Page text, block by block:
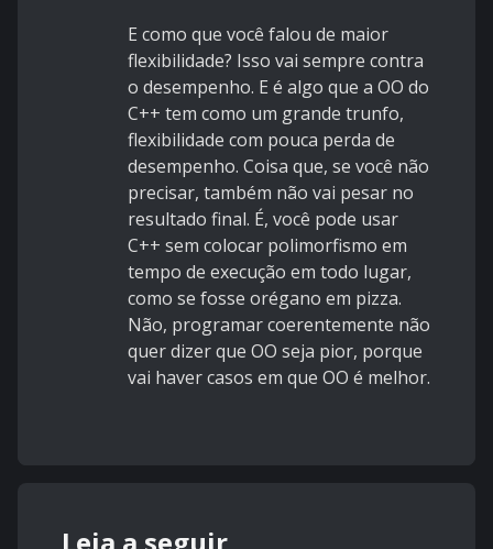
E como que você falou de maior
flexibilidade? Isso vai sempre contra
o desempenho. E é algo que a OO do
C++ tem como um grande trunfo,
flexibilidade com pouca perda de
desempenho. Coisa que, se você não
precisar, também não vai pesar no
resultado final. É, você pode usar
C++ sem colocar polimorfismo em
tempo de execução em todo lugar,
como se fosse orégano em pizza.
Não, programar coerentemente não
quer dizer que OO seja pior, porque
vai haver casos em que OO é melhor.